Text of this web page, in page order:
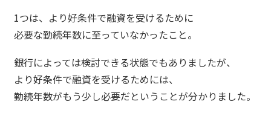
1つは、より好条件で融資を受けるために
必要な勤続年数に至っていなかったこと。
銀行によっては検討できる状態でもありましたが、
より好条件で融資を受けるためには、
勤続年数がもう少し必要だということが分かりました。